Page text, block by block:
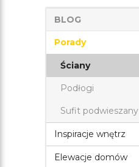
BLOG
Porady
Ściany
Podłogi
Sufit podwieszany
Inspiracje wnętrz
Elewacje domów